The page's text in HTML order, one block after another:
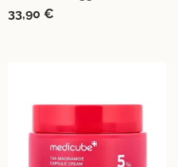
33,90 €